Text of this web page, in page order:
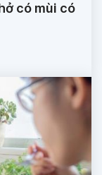
có mùi có